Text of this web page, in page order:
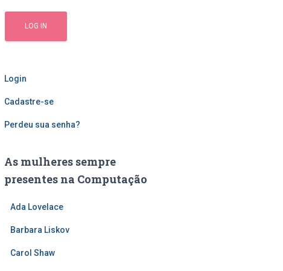
Login
Cadastre-se
Perdeu sua senha?
As mulheres sempre
presentes na Computação
Ada Lovelace
Barbara Liskov
Carol Shaw